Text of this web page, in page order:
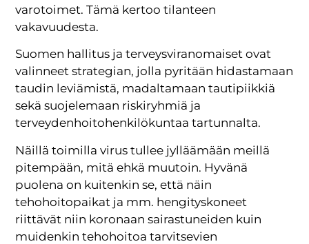
varotoimet. Tämä kertoo tilanteen
vakavuudesta.
Suomen hallitus ja terveysviranomaiset ovat
valinneet strategian, jolla pyritään hidastamaan
taudin leviämistä, madaltamaan tautipiikkiä
sekä suojelemaan riskiryhmiä ja
terveydenhoitohenkilökuntaa tartunnalta.
Näillä toimilla virus tullee jylläämään meillä
pitempään, mitä ehkä muutoin. Hyvänä
puolena on kuitenkin se, että näin
tehohoitopaikat ja mm. hengityskoneet
riittävät niin koronaan sairastuneiden kuin
muidenkin tehohoitoa tarvitsevien